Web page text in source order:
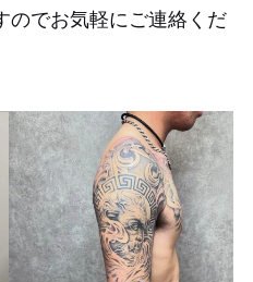
のでお気軽にご連絡くだ